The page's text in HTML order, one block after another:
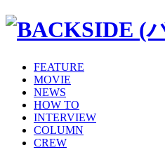
FEATURE
MOVIE
NEWS
HOW TO
INTERVIEW
COLUMN
CREW